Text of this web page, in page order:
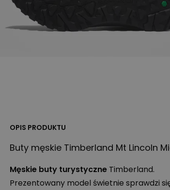
OPIS PRODUKTU
Buty męskie Timberland Mt Lincoln
Męskie buty turystyczne Timberland.
Prezentowany model świetnie sprawdzi